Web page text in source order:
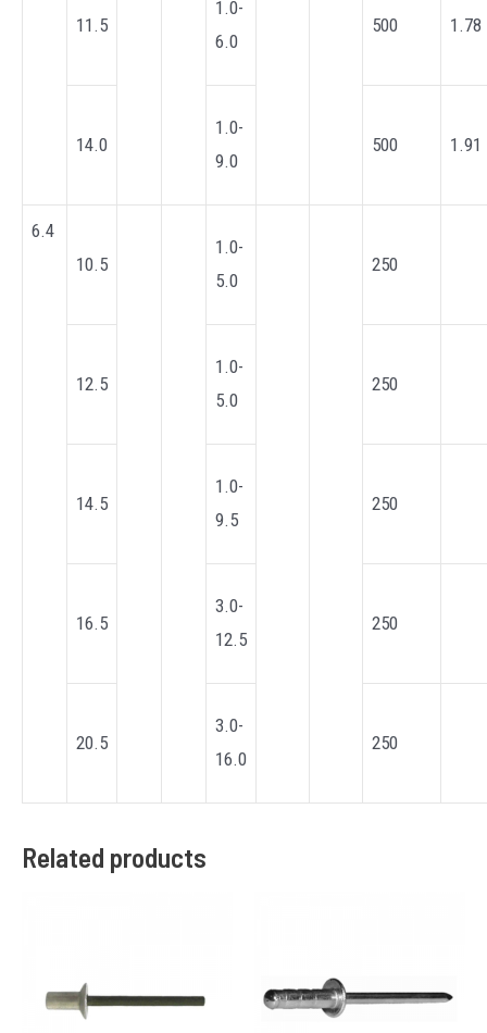
11.5
1.0-
6.0
500
1.78
14.0
1.0-
9.0
500 1.91
6.4
10.5
1.0-
5.0
250
12.5
1.0-
5.0
250
14.5
1.0-
9.5
250
16.5
3.0-
12.5
250
20.5
3.0-
16.0
250
Related products